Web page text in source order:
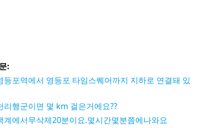
:
등포역에서 영등포 타임스퀘어까지 지하로 연결돼 있
리행군이면 몇 km 걸은거에요??
계에서무삭제20분이요.몇시간몇분쯤에나와요